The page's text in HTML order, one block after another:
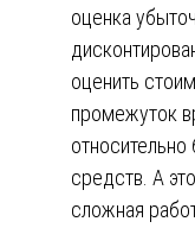
оценка
оценить
промежуток
средств. А
сложная